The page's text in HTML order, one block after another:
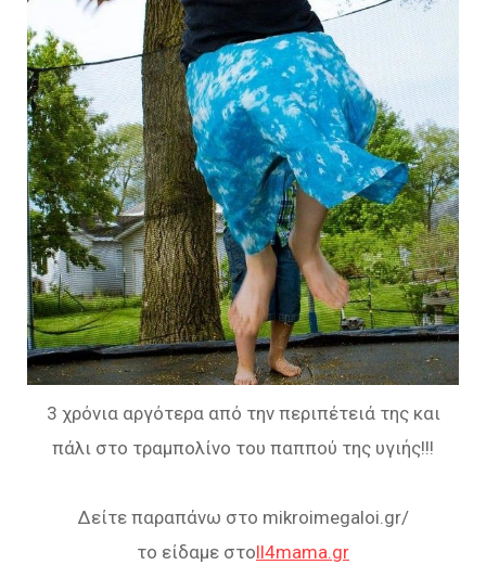
3 χρόνια αργότερα από την περιπέτειά της και
πάλι στο τραμπολίνο του παππού της υγιής!!!
Δείτε παραπάνω στο mikroimegaloi.gr/
το είδαμε στοll4mama.gr